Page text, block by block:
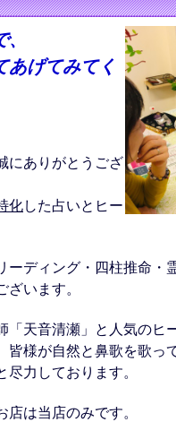
あげてみてく
にありがとうござ
化した占いとヒー
ディング・四柱推命・
います。
天音清瀬」と人気のヒ
皆様が自然と鼻歌を歌っ
力しております。
店は当店のみです。